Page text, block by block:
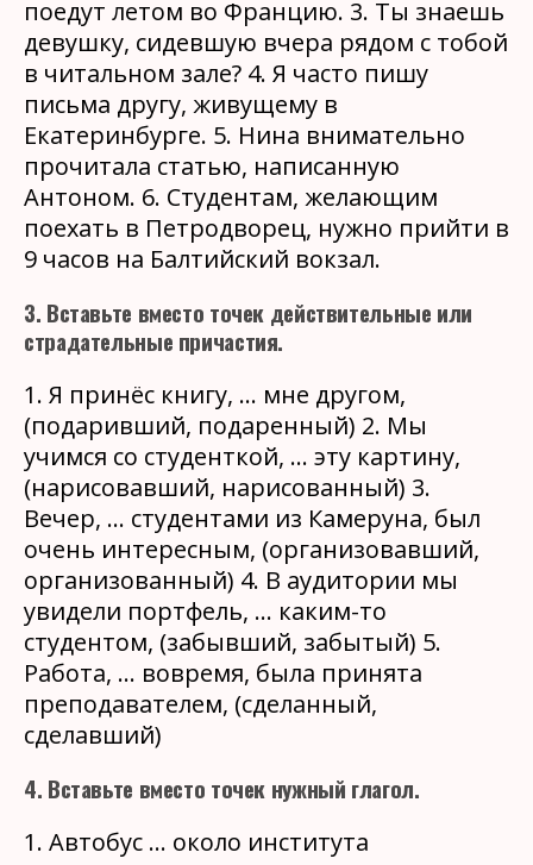
поедут летом во Францию. 3. Ты знаешь
девушку, сидевшую вчера рядом с тобой
в читальном зале? 4. Я часто пишу
письма другу, живущему в
Екатеринбурге. 5. Нина внимательно
прочитала статью, написанную
Антоном. 6. Студентам, желающим
поехать в Петродворец, нужно прийти в
9 часов на Балтийский вокзал.
3. Вставьте вместо точек действительные или
страдательные причастия.
1. Я принёс книгу, … мне другом,
(подаривший, подаренный) 2. Мы
учимся со студенткой, … эту картину,
(нарисовавший, нарисованный) 3.
Вечер, … студентами из Камеруна, был
очень интересным, (организовавший,
организованный) 4. В аудитории мы
увидели портфель, … каким-то
студентом, (забывший, забытый) 5.
Работа, … вовремя, была принята
преподавателем, (сделанный,
сделавший)
4. Вставьте вместо точек нужный глагол.
1. Автобус … около института